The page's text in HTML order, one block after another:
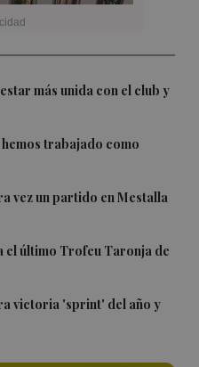
más unida con el club y
trabajado como
vez un partido en Mestalla
el último Trofeu Taronja de
victoria 'sprint' del año y